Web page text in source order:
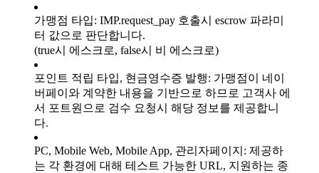
가맹점 타입: IMP.request_pay 호출시 escrow 파라미
터 값으로 판단합니다.
(true시 에스크로, false시 비 에스크로)
포인트 적립 타입, 현금영수증 발행: 가맹점이 네이
버페이와 계약한 내용을 기반으로 하므로 고객사 에
서 포트원으로 검수 요청시 해당 정보를 제공합니
다.
PC, Mobile Web, Mobile App, 관리자페이지: 제공하
는 각 환경에 대해 테스트 가능한 URL, 지원하는 종